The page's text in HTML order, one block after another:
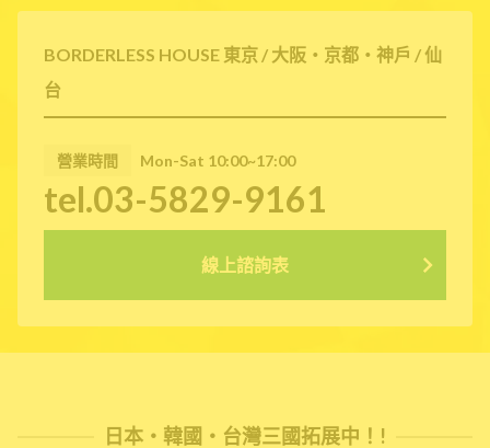
BORDERLESS HOUSE 東京 / 大阪・京都・神戶 / 仙
台
營業時間 Mon-Sat 10:00~17:00
tel.03-5829-9161
線上諮詢表
日本・韓國・台灣三國拓展中！!